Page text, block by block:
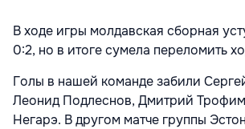
В ходе игры молдавская сборная
0:2, но в итоге сумела переломить
Голы в нашей команде забили
Леонид Подлеснов, Дмитрий
Негарэ. В другом матче группы